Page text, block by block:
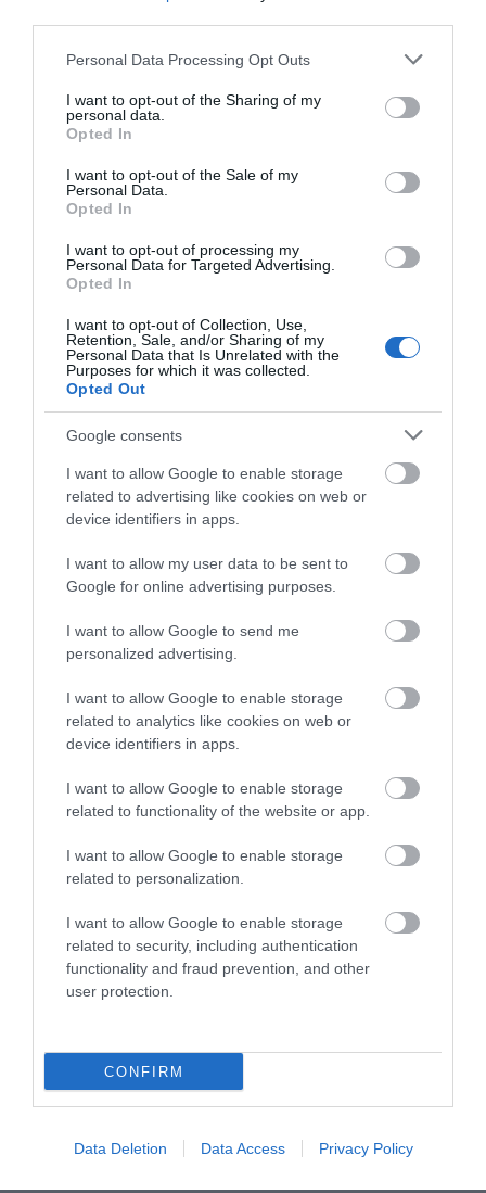
Please note that this website/app uses one or more Google
not limited to your visit or usage behaviour. You may click to
grant or deny consent to Google and its third-party tags to
use your data for below specified purposes in below Google
consent section.
Personal Data Processing Opt Outs
I want to opt-out of the Sharing of my
personal data.
Opted In
I want to opt-out of the Sale of my
Personal Data.
Opted In
I want to opt-out of processing my
Personal Data for Targeted Advertising.
Opted In
I want to opt-out of Collection, Use,
Retention, Sale, and/or Sharing of my
Personal Data that Is Unrelated with the
Purposes for which it was collected.
Opted Out
Google consents
I want to allow Google to enable storage
related to advertising like cookies on web or
device identifiers in apps.
I want to allow my user data to be sent to
Google for online advertising purposes.
I want to allow Google to send me
personalized advertising.
I want to allow Google to enable storage
related to analytics like cookies on web or
device identifiers in apps.
I want to allow Google to enable storage
related to functionality of the website or app.
I want to allow Google to enable storage
related to personalization.
I want to allow Google to enable storage
related to security, including authentication
functionality and fraud prevention, and other
user protection.
CONFIRM
Data Deletion Data Access Privacy Policy
Viosarp Σφουγγάρι
Μπάνιου 1τμχ
Διαθέσιμο
0,98 €
Αλκοολούχο Gel χεριών
Διαθέσιμο
Αντισηπτικό Gel Χεριών
Imel 80% 4000ml
18,50 €
Αντισηπτικό Gel Χεριών
Imel 80% 500ml
3,75 €
Ήπιο Αντιβακτηριακό
Υγρό Καθαριστικό Χεριών
Διαθέσιμο
Υγρό Καθαριστικό Χεριών
Διαθέσιμο